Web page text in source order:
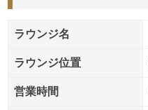
ラウンジ名
ラウンジ位置
営業時間